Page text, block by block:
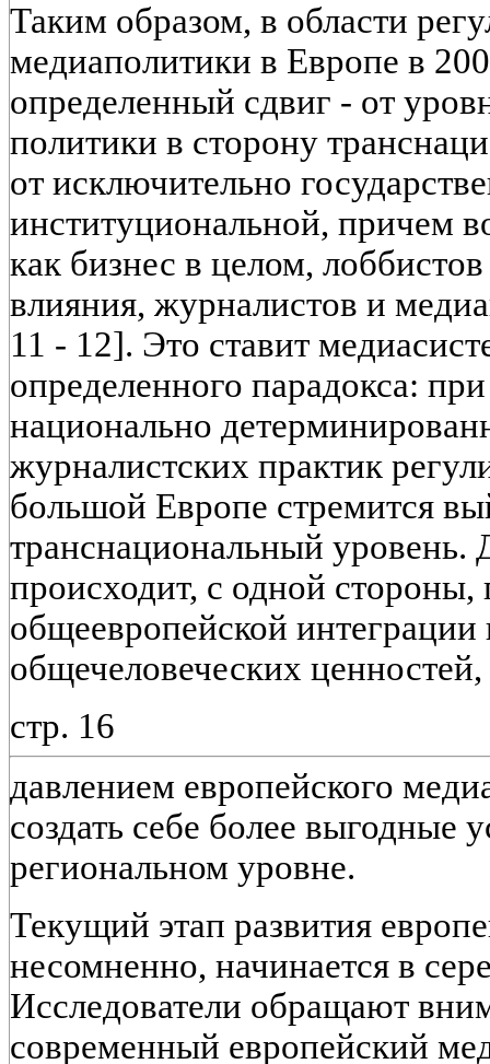
Таким образом, в области
медиаполитики в Европе в
определенный сдвиг - от
политики в сторону
от исключительно
институциональной, причем
как бизнес в целом,
влияния, журналистов и
11 - 12]. Это ставит
определенного парадокса:
национально
журналистских практик
большой Европе стремится
транснациональный уровень.
происходит, с одной стороны,
общеевропейской
общечеловеческих
стр. 16
давлением европейского
создать себе более выгодные
региональном уровне.
Текущий этап развития
несомненно, начинается в
Исследователи обращают
современный европейский